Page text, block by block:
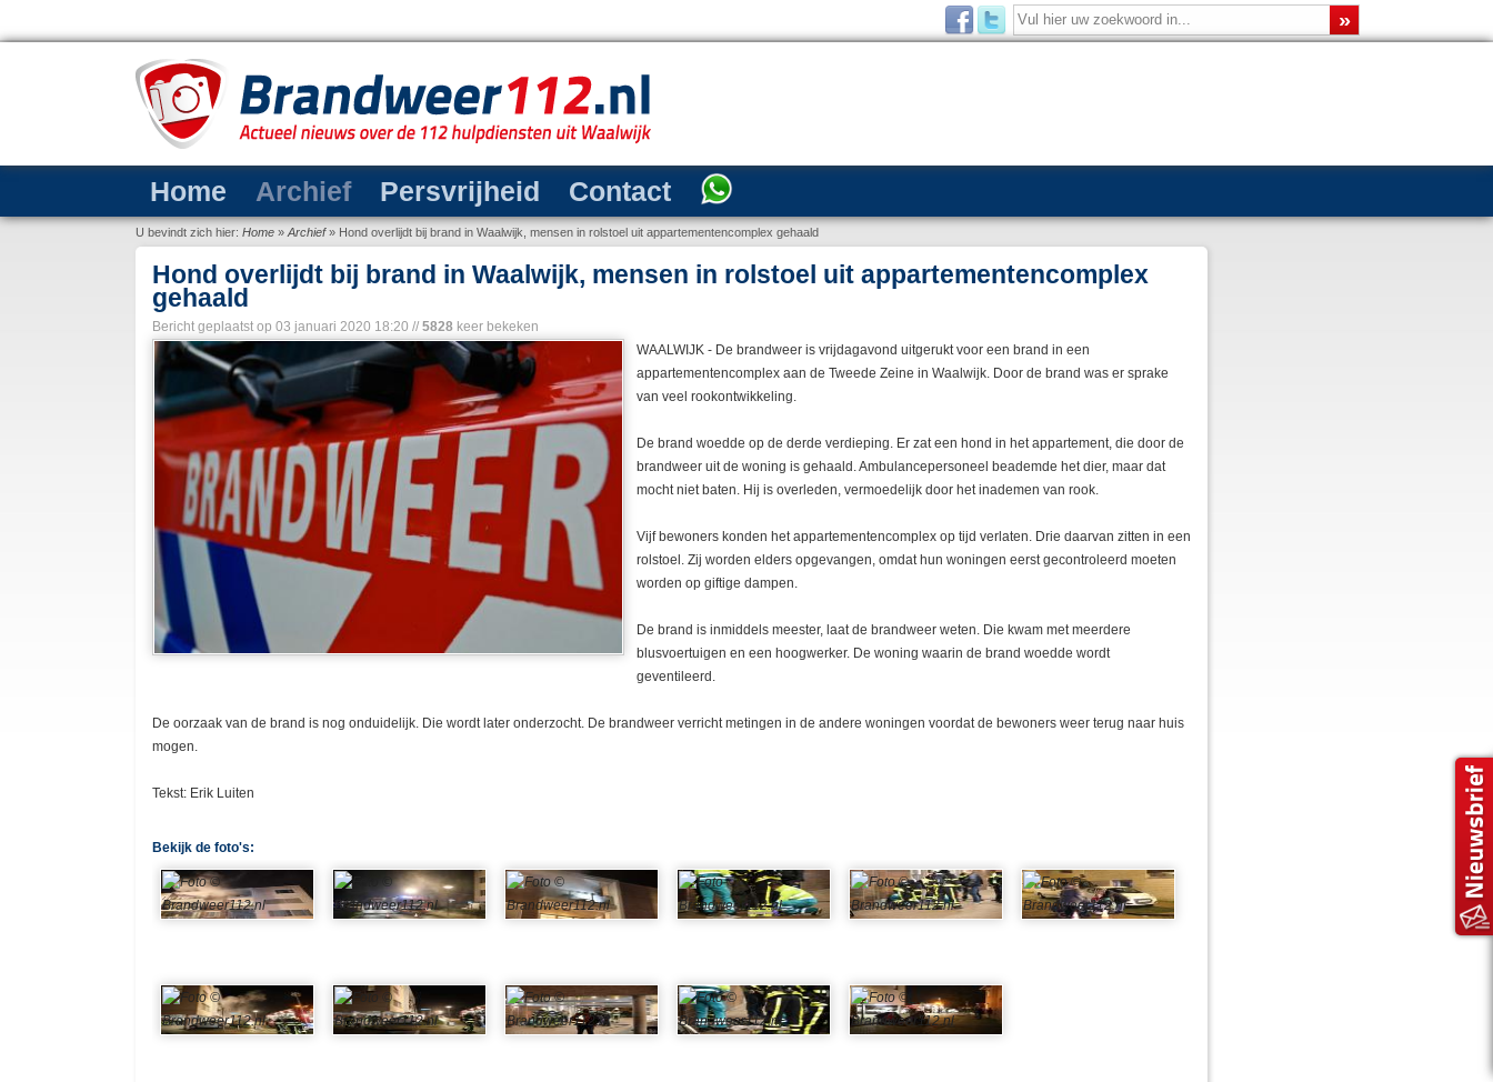
Home Archief Persvrijheid Contact
U bevindt zich hier: Home » Archief» Hond overlijdt bij brand in Waalwijk, mensen in rolstoel uit appartementencomplex gehaald
Hond overlijdt bij brand in Waalwijk, mensen in rolstoel uit appartementencomplex
gehaald
Bericht geplaatst op 03 januari 2020 18:20 // 5828 keer bekeken
WAALWIJK - De brandweer is vrijdagavond uitgerukt voor een brand in een
appartementencomplex aan de Tweede Zeine in Waalwijk. Door de brand was er sprake
van veel rookontwikkeling.
De brand woedde op de derde verdieping. Er zat een hond in het appartement, die door de
brandweer uit de woning is gehaald. Ambulancepersoneel beademde het dier, maar dat
mocht niet baten. Hij is overleden, vermoedelijk door het inademen van rook.
Vijf bewoners konden het appartementencomplex op tijd verlaten. Drie daarvan zitten in een
rolstoel. Zij worden elders opgevangen, omdat hun woningen eerst gecontroleerd moeten
worden op giftige dampen.
De brand is inmiddels meester, laat de brandweer weten. Die kwam met meerdere
blusvoertuigen en een hoogwerker. De woning waarin de brand woedde wordt
geventileerd.
De oorzaak van de brand is nog onduidelijk. Die wordt later onderzocht. De brandweer verricht metingen in de andere woningen voordat de bewoners weer terug naar huis
mogen.
Tekst: Erik Luiten
Bekijk de foto's: